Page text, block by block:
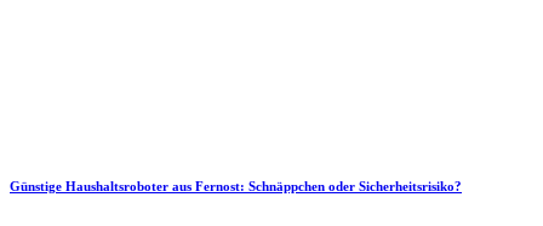
Günstige Haushaltsroboter aus Fernost: Schnäppchen oder Sicherheitsrisiko?